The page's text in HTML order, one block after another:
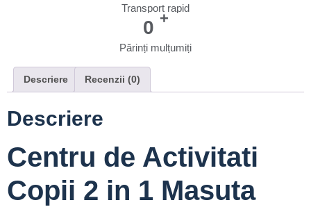
Transport rapid
0 +
Părinți mulțumiți
Descriere Recenzii (0)
Descriere
Centru de Activitati
Copii 2 in 1 Masuta